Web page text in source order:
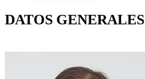
DATOS GENERALES